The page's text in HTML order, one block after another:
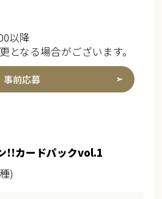
以降
なる場合がございます。
事前応募
!!カードパックvol.1
)